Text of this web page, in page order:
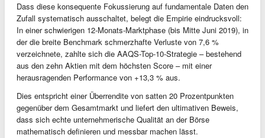
Dass diese konsequente Fokussierung auf fundamentale Daten den
Zufall systematisch ausschaltet, belegt die Empirie eindrucksvoll:
In einer schwierigen 12-Monats-Marktphase (bis Mitte Juni 2019), in
der die breite Benchmark schmerzhafte Verluste von 7,6 %
verzeichnete, zahlte sich die AAQS-Top-10-Strategie – bestehend
aus den zehn Aktien mit dem höchsten Score – mit einer
herausragenden Performance von +13,3 % aus.
Dies entspricht einer Überrendite von satten 20 Prozentpunkten
gegenüber dem Gesamtmarkt und liefert den ultimativen Beweis,
dass sich echte unternehmerische Qualität an der Börse
mathematisch definieren und messbar machen lässt.